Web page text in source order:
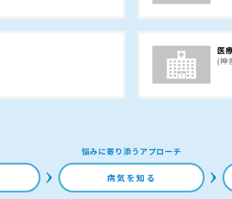
医
(神
悩みに寄り添うアプローチ
病気を知る